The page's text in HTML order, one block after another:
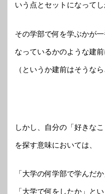
いう点とセットになってし
その学部で何を学ぶかが
なっているかのような建前
（というか建前はそうな
しかし、自分の「好きな
を探す意味においては、
「大学の何学部で学んだ
「大学で何をしたか」と